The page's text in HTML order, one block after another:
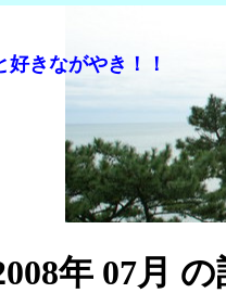
きながやき！！
年 07月